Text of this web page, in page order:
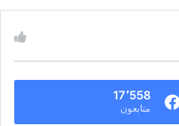
17٬558
متابعون